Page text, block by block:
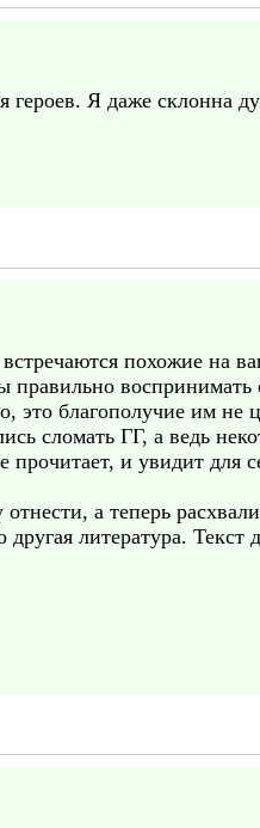
Я даже склонна
похожие на
правильно
благополучие им не
сломать ГГ, а ведь
и увидит для
а теперь
литература.